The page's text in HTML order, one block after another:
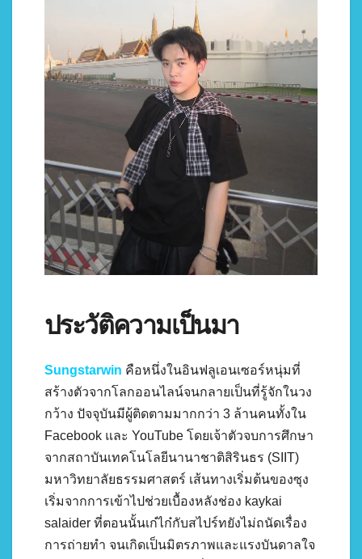
ประวัติความเป็นมา
Sungstarwin คือหนึ่งในอินฟลูเอนเซอร์หนุ่มที่
สร้างตัวจากโลกออนไลน์จนกลายเป็นที่รู้จักในวง
กว้าง ปัจจุบันมีผู้ติดตามมากกว่า 3 ล้านคนทั้งใน
Facebook และ YouTube โดยเจ้าตัวจบการศึกษา
จากสถาบันเทคโนโลยีนานาชาติสิรินธร (SIIT)
มหาวิทยาลัยธรรมศาสตร์ เส้นทางเริ่มต้นของซุง
เริ่มจากการเข้าไปช่วยเบื้องหลังช่อง kaykai
salaider ที่ตอนนั้นเก๋ไก๋กับสไปร์ทยังไม่ถนัดเรื่อง
การถ่ายทำ จนเกิดเป็นมิตรภาพและแรงบันดาลใจ